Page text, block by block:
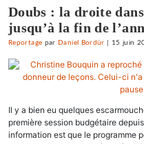
Doubs : la droite
jusqu’à la fin de
Reportage par Daniel Bordür 15 juin
Il y a bien eu quelques
première session budgétaire
information est que le programme